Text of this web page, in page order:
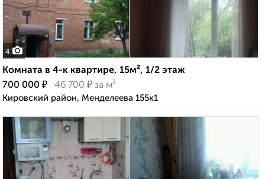
4
Комната в 4-к квартире, 15м², 1/2 этаж
700 000 ₽ 46 700 ₽ за м²
Кировский район, Менделеева 155к1